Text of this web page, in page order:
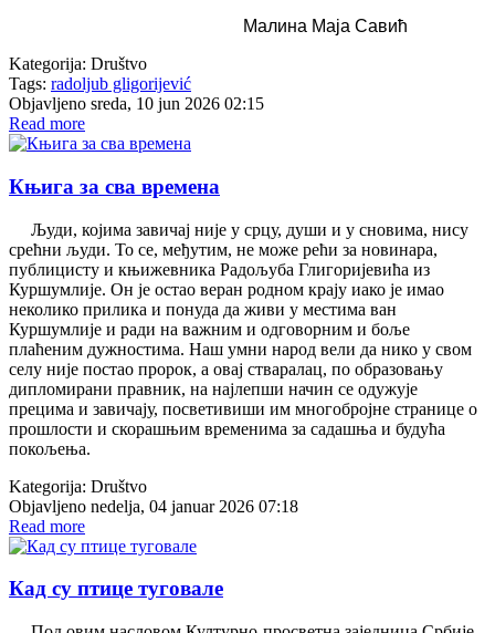
Малина Маја Савић
Kategorija: Društvo
Tags: radoljub gligorijević
Objavljeno sreda, 10 jun 2026 02:15
Read more
Књига за сва времена
Људи, којима завичај није у срцу, души и у сновима, нису
срећни људи. То се, међутим, не може рећи за новинара,
публицисту и књижевника Радољуба Глигоријевића из
Куршумлије. Он је остао веран родном крају иако је имао
неколико прилика и понуда да живи у местима ван
Куршумлије и ради на важним и одговорним и боље
плаћеним дужностима. Наш умни народ вели да нико у свом
селу није постао пророк, а овај стваралац, по образовању
дипломирани правник, на најлепши начин се одужује
прецима и завичају, посветивиши им многобројне странице о
прошлости и скорашњим временима за садашња и будућа
покољења.
Kategorija: Društvo
Objavljeno nedelja, 04 januar 2026 07:18
Read more
Кад су птице туговале